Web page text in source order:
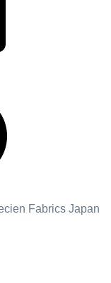
Fabrics Japan